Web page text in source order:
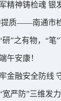
精神铸检魂 银
提质——南通市
“研”之有物，“
信息宣传业务
午安康！
金融安全防线
宽严防”三维发